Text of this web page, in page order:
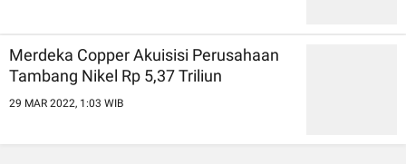
Merdeka Copper Akuisisi Perusahaan
Tambang Nikel Rp 5,37 Triliun
29 MAR 2022, 1:03 WIB